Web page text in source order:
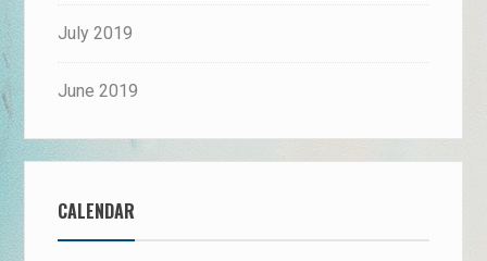
July 2019
June 2019
CALENDAR